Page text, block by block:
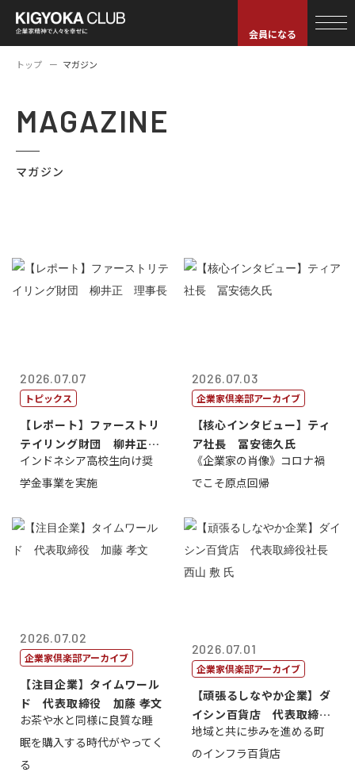
会員になる
トップ マガジン
MAGAZINE
マガジン
2026.07.07
トピックス
【レポート】ファーストリ
テイリング財団 柳井正
理事長
インドネシア高校生向け奨
学金事業を実施
2026.07.03
企業家倶楽部アーカイブ
【核心インタビュー】ティ
ア社長 冨安徳久氏
《企業家の肖像》コロナ禍
でこそ原点回帰
2026.07.02
企業家倶楽部アーカイブ
【注目企業】タイムワール
ド 代表取締役 加藤 孝文
お茶や水と同様に良質な睡
眠を購入する時代がやってく
る
2026.07.01
企業家倶楽部アーカイブ
【頑張るしなやか企業】ダ
イシン百貨店 代表取締役
社長 西山 ...
地域と共に歩みを進める町
のインフラ百貨店